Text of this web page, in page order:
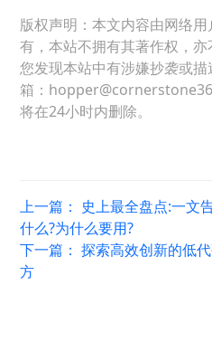
版权声明：本文内容由网络
有，本站不拥有其著作权，
您发现本站中有涉嫌抄袭或
箱：
将在24小时内删除。
上一篇： 史上最全盘点:一文
什么?为什么要用?
下一篇：探索高效创新的低
方